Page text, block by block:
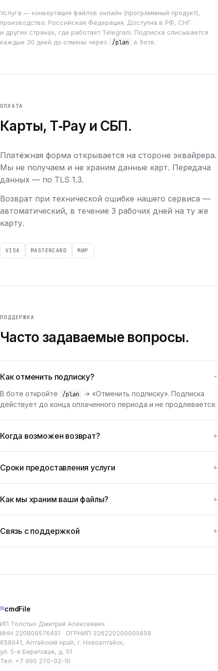
Услуга — конвертация файлов онлайн (программный продукт),
производство: Российская Федерация. Доступна в РФ, СНГ
и других странах, где работает Telegram. Подписка списывается
каждые 30 дней до отмены через
/plan в боте.
ОПЛАТА
Карты, T‑Pay и СБП.
Платёжная форма открывается на стороне эквайрера.
Мы не получаем и не храним данные карт. Передача
данных — по TLS 1.3.
Возврат при технической ошибке нашего сервиса —
автоматический, в течение 3 рабочих дней на ту же
карту.
VISA MASTERCARD МИР
ПОДДЕРЖКА
Часто задаваемые вопросы.
Как отменить подписку?
В боте откройте /plan
→ «Отменить подписку». Подписка
действует до конца оплаченного периода и не продлевается.
Когда возможен возврат?
Сроки предоставления услуги
Как мы храним ваши файлы?
Связь с поддержкой
⌘cmdFile
ИП Толстых Дмитрий Алексеевич
ИНН 220809576491 · ОГРНИП 326220200005658
658041, Алтайский край, г. Новоалтайск,
ул. 5-я Береговая, д. 51
Тел. +7 995 270-02-10